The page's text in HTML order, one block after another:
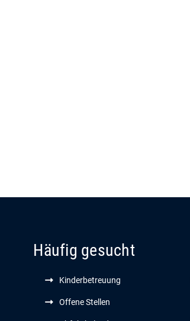
Häufig gesucht
Kinderbetreuung
Offene Stellen